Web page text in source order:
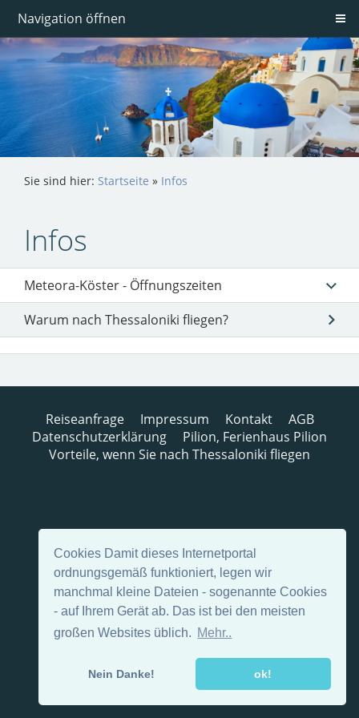
Cookies Damit dieses Internetportal
ordnungsgemäß funktioniert, legen wir
manchmal kleine Dateien - sogenannte Cookies
- auf Ihrem Gerät ab. Das ist bei den meisten
großen Websites üblich. Mehr..
Nein Danke! ok!
Navigation öffnen
Sie sind hier: Startseite » Infos
Infos
Meteora-Köster - Öffnungszeiten
Warum nach Thessaloniki fliegen?
Reiseanfrage Impressum Kontakt
AGB
Datenschutzerklärung
Pilion, Ferienhaus Pilion
Vorteile, wenn Sie nach Thessaloniki fliegen